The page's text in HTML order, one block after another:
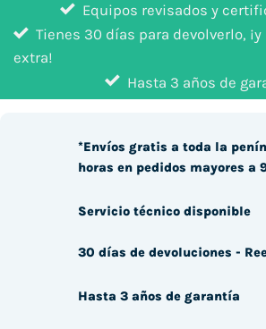
Equipos revisados y
Tienes 30 días para devolverlo,
extra!
Hasta 3 años de
*Envíos gratis a toda la
horas en pedidos mayores a
Servicio técnico disponible
30 días de devoluciones -
Hasta 3 años de garantía